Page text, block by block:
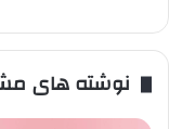
نوشته های